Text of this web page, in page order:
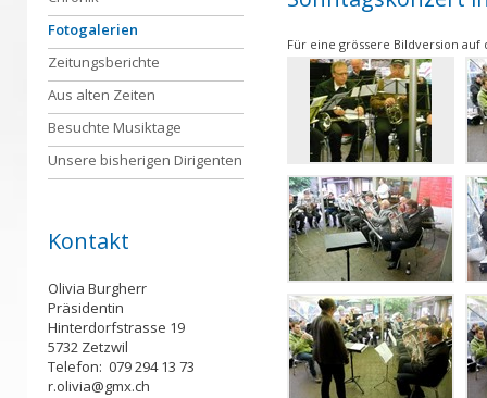
Fotogalerien
Zeitungsberichte
Aus alten Zeiten
Besuchte Musiktage
Unsere bisherigen Dirigenten
Kontakt
Olivia Burgherr
Präsidentin
Hinterdorfstrasse 19
5732 Zetzwil
Telefon: 079 294 13 73
r.olivia@gmx.ch
Für eine grössere Bildversion auf